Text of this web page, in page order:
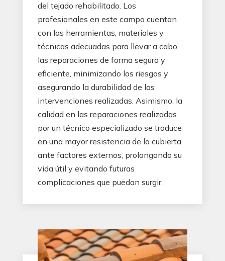
del tejado rehabilitado. Los
profesionales en este campo cuentan
con las herramientas, materiales y
técnicas adecuadas para llevar a cabo
las reparaciones de forma segura y
eficiente, minimizando los riesgos y
asegurando la durabilidad de las
intervenciones realizadas. Asimismo, la
calidad en las reparaciones realizadas
por un técnico especializado se traduce
en una mayor resistencia de la cubierta
ante factores externos, prolongando su
vida útil y evitando futuras
complicaciones que puedan surgir.